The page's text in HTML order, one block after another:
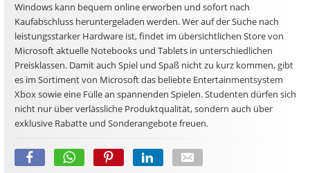
Windows kann bequem online erworben und sofort nach
Kaufabschluss heruntergeladen werden. Wer auf der Suche nach
leistungsstarker Hardware ist, findet im übersichtlichen Store von
Microsoft aktuelle Notebooks und Tablets in unterschiedlichen
Preisklassen. Damit auch Spiel und Spaß nicht zu kurz kommen, gibt
es im Sortiment von Microsoft das beliebte Entertainmentsystem
Xbox sowie eine Fülle an spannenden Spielen. Studenten dürfen sich
nicht nur über verlässliche Produktqualität, sondern auch über
exklusive Rabatte und Sonderangebote freuen.